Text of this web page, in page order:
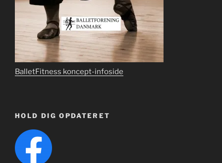
BalletFitness koncept-infoside
HOLD DIG OPDATERET